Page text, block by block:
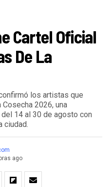
Cartel Oficial
De La
los artistas que
2026, una
14 al 30 de agosto con
ciudad.
ago